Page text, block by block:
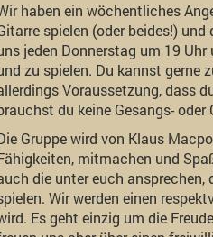
haben ein wöchentliches
spielen (oder beides!)
jeden Donnerstag um 19
zu spielen. Du kannst gerne
Voraussetzung, dass
du keine Gesangs- oder
Gruppe wird von Klaus
mitmachen und
die unter euch
Wir werden einen
Es geht einzig um die